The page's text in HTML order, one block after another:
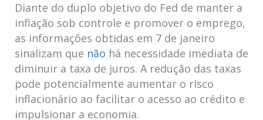
Diante ⁤do​ duplo objetivo do Fed de manter a
inflação ‍sob controle ⁣e promover o emprego,
as informações obtidas em 7 de janeiro​
sinalizam‌ que não ⁣ há necessidade imediata de
diminuir a taxa de juros. A‌ redução das taxas
pode potencialmente aumentar o risco
inflacionário ao facilitar o‍ acesso ao crédito e
impulsionar⁢ a economia.